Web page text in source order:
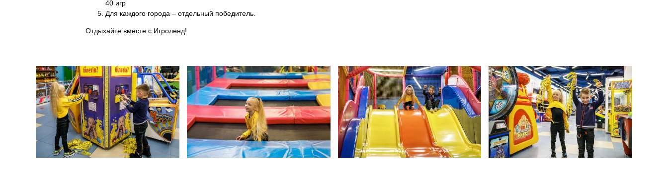
40 игр
Для каждого города – отдельный победитель.
Отдыхайте вместе с Игроленд!